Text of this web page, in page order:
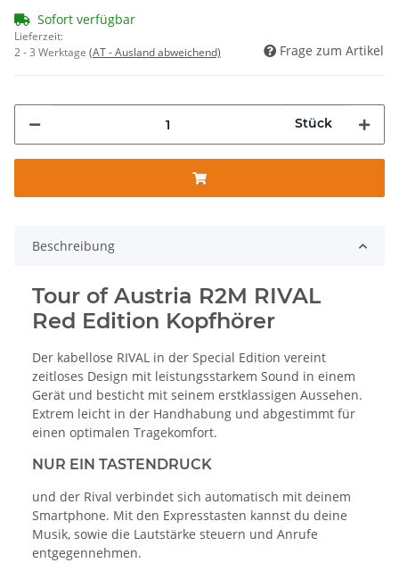
Sofort verfügbar
Lieferzeit:
2 - 3 Werktage (AT - Ausland abweichend) Frage zum Artikel
Stück
Beschreibung
Tour of Austria R2M RIVAL
Red Edition Kopfhörer
Der kabellose RIVAL in der Special Edition vereint
zeitloses Design mit leistungsstarkem Sound in einem
Gerät und besticht mit seinem erstklassigen Aussehen.
Extrem leicht in der Handhabung und abgestimmt für
einen optimalen Tragekomfort.
NUR EIN TASTENDRUCK
und der Rival verbindet sich automatisch mit deinem
Smartphone. Mit den Expresstasten kannst du deine
Musik, sowie die Lautstärke steuern und Anrufe
entgegennehmen.